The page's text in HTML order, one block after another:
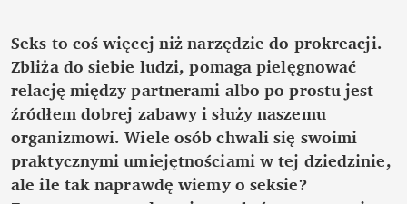
Seks to coś więcej niż narzędzie do prokreacji.
Zbliża do siebie ludzi, pomaga pielęgnować
relację między partnerami albo po prostu jest
źródłem dobrej zabawy i służy naszemu
organizmowi. Wiele osób chwali się swoimi
praktycznymi umiejętnościami w tej dziedzinie,
ale ile tak naprawdę wiemy o seksie?